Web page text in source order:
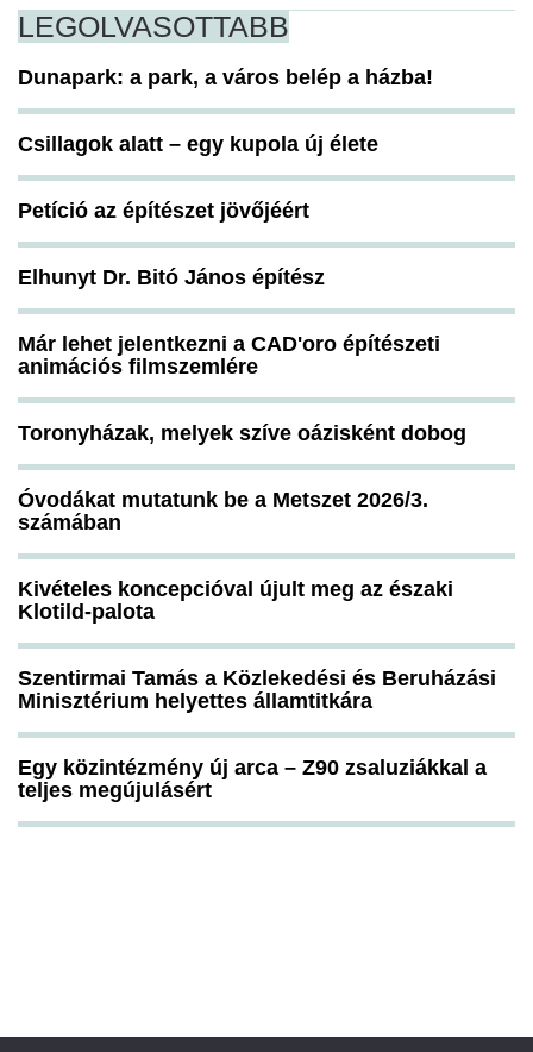
LEGOLVASOTTABB
Dunapark: a park, a város belép a házba!
Csillagok alatt – egy kupola új élete
Petíció az építészet jövőjéért
Elhunyt Dr. Bitó János építész
Már lehet jelentkezni a CAD'oro építészeti
animációs filmszemlére
Toronyházak, melyek szíve oázisként dobog
Óvodákat mutatunk be a Metszet 2026/3.
számában
Kivételes koncepcióval újult meg az északi
Klotild-palota
Szentirmai Tamás a Közlekedési és Beruházási
Minisztérium helyettes államtitkára
Egy közintézmény új arca – Z90 zsaluziákkal a
teljes megújulásért